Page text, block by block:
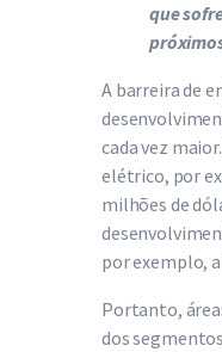
que
A barreira de
cada vez
elétrico, por
milhões de
por exemplo,
Portanto,
dos